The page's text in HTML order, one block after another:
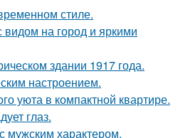
стиле.
на город и яркими
здании 1917 года.
настроением.
уюта в компактной квартире.
глаз.
мужским характером.